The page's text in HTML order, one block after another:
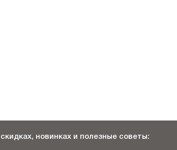
новинках и полезные советы: